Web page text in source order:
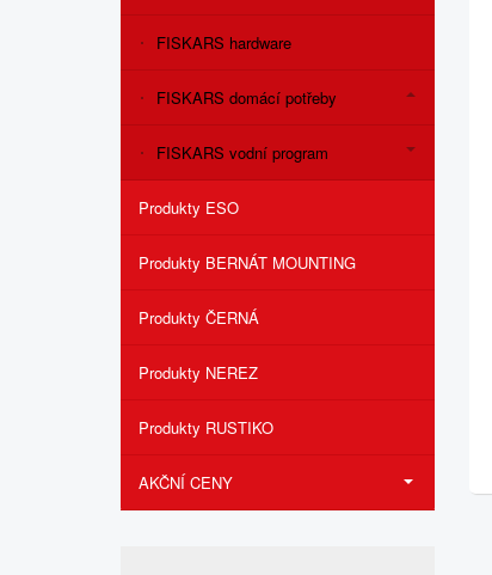
FISKARS hardware
FISKARS domácí potřeby
FISKARS vodní program
Produkty ESO
Produkty BERNÁT MOUNTING
Produkty ČERNÁ
Produkty NEREZ
Produkty RUSTIKO
AKČNÍ CENY